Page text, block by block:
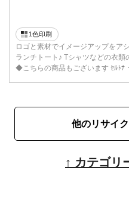
1色印刷
ロゴと素材でイメージアップをア
ランチトート♪ Tシャツなどの衣
◆こちらの商品もございます ｾﾙﾄﾅ
他のリサイ
↑ カテゴリ